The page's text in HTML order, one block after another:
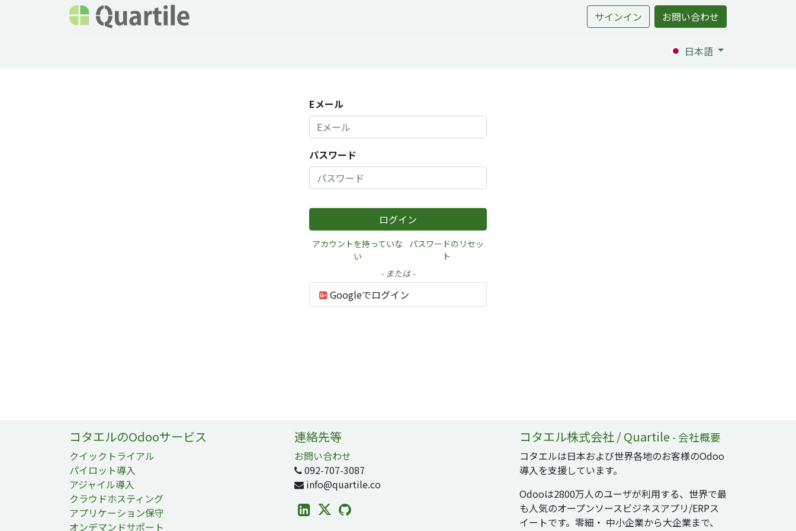
サインイン お問い合わせ
日本語
Eメール
パスワード
ログイン
アカウントを持っていな
い
パスワードのリセッ
ト
- または -
Googleでログイン
コタエルのOdooサービス
クイックトライアル
パイロット導入
アジャイル導入
クラウドホスティング
アプリケーション保守
オンデマンドサポート
連絡先等
お問い合わせ
092-707-3087
info@quartile.co
コタエル株式会社 / Quartile - 会社概要
コタエルは日本および世界各地のお客様のOdoo
導入を支援しています。
Odooは2800万人のユーザが利用する、世界で最
も人気のオープンソースビジネスアプリ/ERPス
イートです。零細・ 中小企業から大企業まで、